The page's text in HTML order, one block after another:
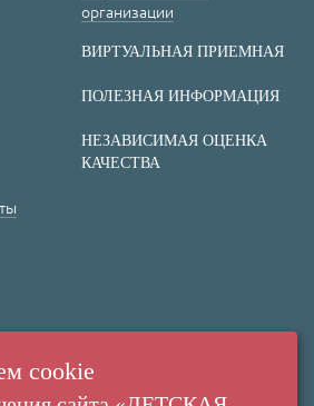
организации
ВИРТУАЛЬНАЯ ПРИЕМНАЯ
ПОЛЕЗНАЯ ИНФОРМАЦИЯ
НЕЗАВИСИМАЯ ОЦЕНКА
КАЧЕСТВА
(+7 38 42) 53 67 22
cookie